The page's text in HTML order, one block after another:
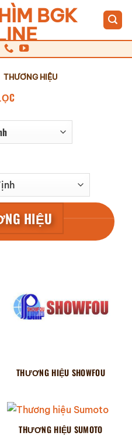
THƯƠNG HIỆU
HIỆU
THƯƠNG HIỆU SHOWFOU
THƯƠNG HIỆU SUMOTO